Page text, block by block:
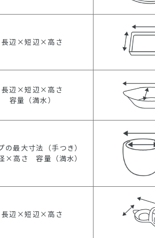
長辺×短辺×高さ
長辺×短辺×高さ
容量（満水）
の最大寸法（手つき）
×高さ 容量（満水）
長辺×短辺×高さ